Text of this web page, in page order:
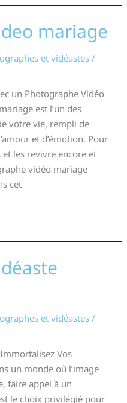
mariage
et vidéastes/
un Photographe Vidéo
est l’un des
votre vie, rempli de
et d’émotion. Pour
les revivre encore et
vidéo mariage
cet
et vidéastes/
Vos
un monde où l’image
faire appel à un
le choix privilégié pour